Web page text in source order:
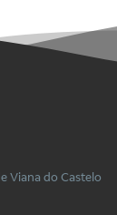
Viana do Castelo